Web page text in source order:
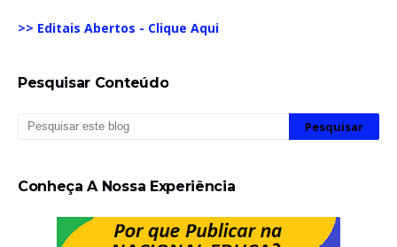
>> Editais Abertos - Clique Aqui
Pesquisar Conteúdo
Conheça A Nossa Experiência